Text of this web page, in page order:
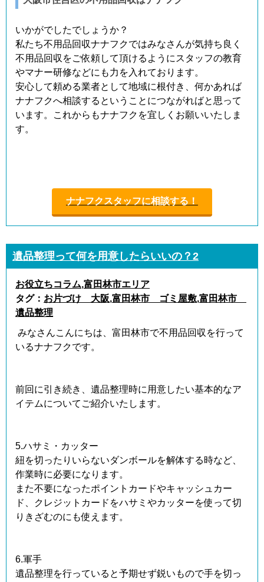
いかがでしたでしょうか？
私たち不用品回収ナナフクではみなさんが気持ち良く
不用品回収をご依頼して頂けるようにスタッフの教育
やマナー研修などにも力を入れております。
安心して頼める業者として地域に根付き、何かあれば
ナナフクへ相談するということにつながればと思って
います。これからもナナフクを宜しくお願いいたしま
す。
ナナフクスタッフに相談する！
遺品整理って何を用意したらいいの？2
お役立ちコラム,富田林市エリア
タグ： お片づけ 大阪,富田林市 ゴミ屋敷,富田林市
遺品整理
みなさんこんにちは、富田林市で不用品回収を行って
いるナナフクです。
前回に引き続き、遺品整理時に用意したい基本的なア
イテムについてご紹介いたします。
5.ハサミ・カッター
紐を切ったりいらないダンボールを解体する時など、
作業時に必要になります。
また不要になったポイントカードやキャッシュカー
ド、クレジットカードをハサミやカッターを使って切
りきざむのにも使えます。
6.軍手
遺品整理を行っていると予期せず鋭いもので手を切っ